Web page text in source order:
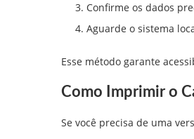
Confirme os dados
Aguarde o sistema
Esse método garante
Como Imprimir o
Se você precisa de uma